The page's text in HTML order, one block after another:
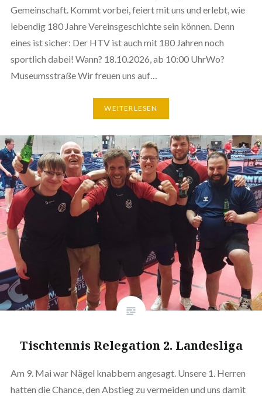
Gemeinschaft. Kommt vorbei, feiert mit uns und erlebt, wie
lebendig 180 Jahre Vereinsgeschichte sein können. Denn
eines ist sicher: Der HTV ist auch mit 180 Jahren noch
sportlich dabei! Wann? 18.10.2026, ab 10:00 UhrWo?
Museumsstraße Wir freuen uns auf…
WEITERLESEN
Tischtennis Relegation 2. Landesliga
Am 9. Mai war Nägel knabbern angesagt. Unsere 1. Herren
hatten die Chance, den Abstieg zu vermeiden und uns damit